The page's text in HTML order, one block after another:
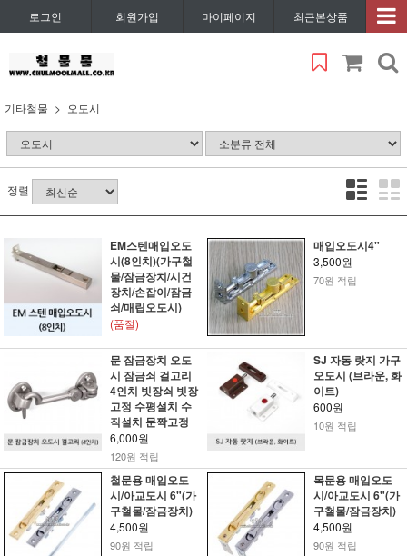
로그인 회원가입 마이페이지 최근본상품
기타철물 오도시
정렬
EM스텐매입오도
시(8인치)(가구철
물/잠금장치/시건
장치/손잡이/잠금
쇠/매립오도시)
(품절)
매입오도시4"
3,500원
70원 적립
문 잠금장치 오도
시 잠금쇠 걸고리
4인치 빗장쇠 빗장
고정 수평설치 수
직설치 문짝고정
6,000원
120원 적립
SJ 자동 랏지 가구
오도시 (브라운, 화
이트)
600원
10원 적립
철문용 매입오도
시/아교도시 6"(가
구철물/잠금장치)
4,500원
90원 적립
목문용 매입오도
시/아교도시 6"(가
구철물/잠금장치)
4,500원
90원 적립